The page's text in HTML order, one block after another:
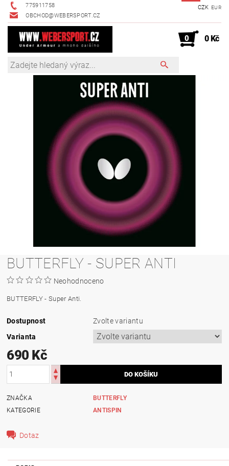
775911758
OBCHOD@WEBERSPORT.CZ
CZK EUR
0 0 Kč
BUTTERFLY - SUPER ANTI
Neohodnoceno
BUTTERFLY - Super Anti.
Dostupnost
Zvolte variantu
Varianta
690 Kč
ZNAČKA
BUTTERFLY
KATEGORIE
ANTISPIN
Dotaz